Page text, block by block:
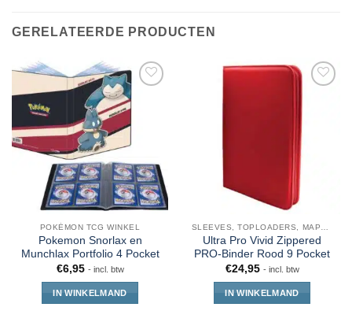
GERELATEERDE PRODUCTEN
POKÉMON TCG WINKEL
Pokemon Snorlax en
Munchlax Portfolio 4 Pocket
€6,95 - incl. btw
IN WINKELMAND
Ultra Pro Vivid Zippered
PRO-Binder Rood 9 Pocket
€24,95 - incl. btw
IN WINKELMAND